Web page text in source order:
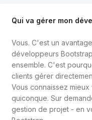
Qui va gérer mon
Vous. C'est un
développeurs
ensemble. C'est
clients gérer
Vous connaissez
quiconque. Sur
gestion de projet - en